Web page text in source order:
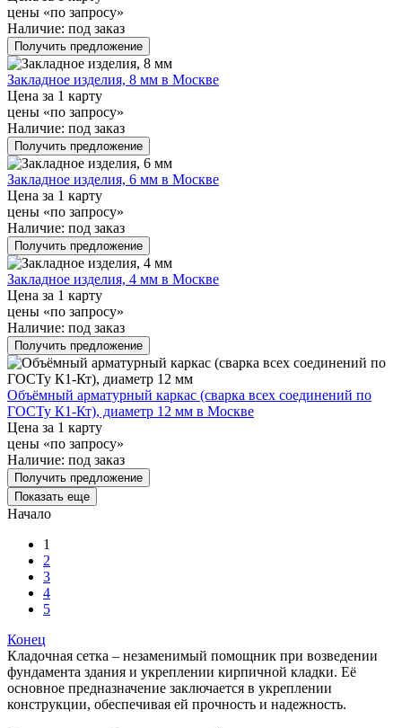
цены «по запросу»
Наличие: под заказ
Получить предложение
Закладное изделия, 8 мм в Москве
Цена за 1 карту
цены «по запросу»
Наличие: под заказ
Получить предложение
Закладное изделия, 6 мм в Москве
Цена за 1 карту
цены «по запросу»
Наличие: под заказ
Получить предложение
Закладное изделия, 4 мм в Москве
Цена за 1 карту
цены «по запросу»
Наличие: под заказ
Получить предложение
Объёмный арматурный каркас (сварка всех соединений по
ГОСТу К1-Кт), диаметр 12 мм в Москве
Цена за 1 карту
цены «по запросу»
Наличие: под заказ
Получить предложение
Показать еще
Начало
1
2
3
4
5
Конец
Кладочная сетка – незаменимый помощник при возведении
фундамента здания и укреплении кирпичной кладки. Её
основное предназначение заключается в укреплении
конструкции, обеспечивая ей прочность и надежность.